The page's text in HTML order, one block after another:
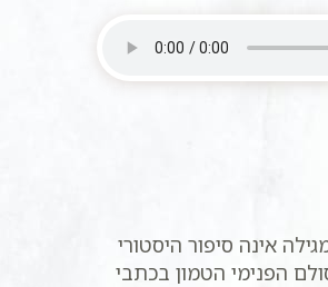
אינה סיפור היסטורי
הפנימי הטמון בכתבי